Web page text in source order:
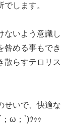
します。
ないよう意識し
咎める事もでき
散らすテロリス
せいで、快適な
ω；`)ｳｩｩ